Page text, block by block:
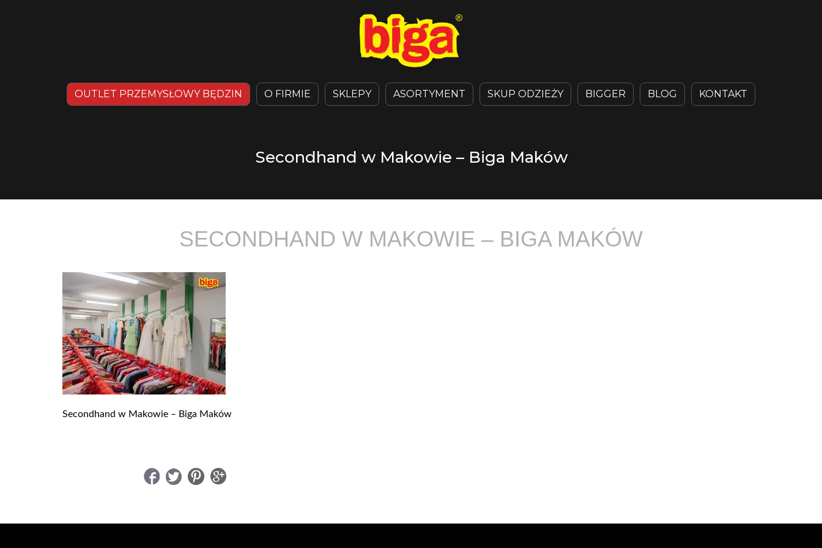
OUTLET PRZEMYSŁOWY BĘDZIN O FIRMIE SKLEPY ASORTYMENT SKUP ODZIEŻY BIGGER BLOG KONTAKT
Secondhand w Makowie – Biga Maków
SECONDHAND W MAKOWIE – BIGA MAKÓW
Secondhand w Makowie – Biga Maków